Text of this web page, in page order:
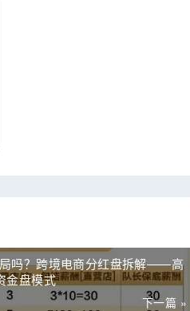
吗？跨境电商分红盘拆解——高
金盘模式
下一篇 »